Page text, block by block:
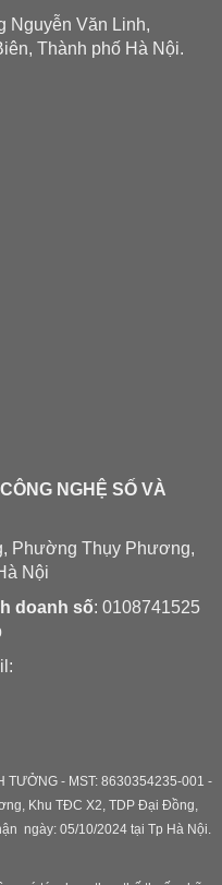
Nguyễn Văn Linh,
Thành phố Hà Nội.
NGHỆ SỐ VÀ
Phường Thụy Phương,
Nội
doanh số: 0108741525
- MST: 8630354235-001 -
Khu TĐC X2, TDP Đại Đồng,
ngày: 05/10/2024 tại Tp Hà Nội.